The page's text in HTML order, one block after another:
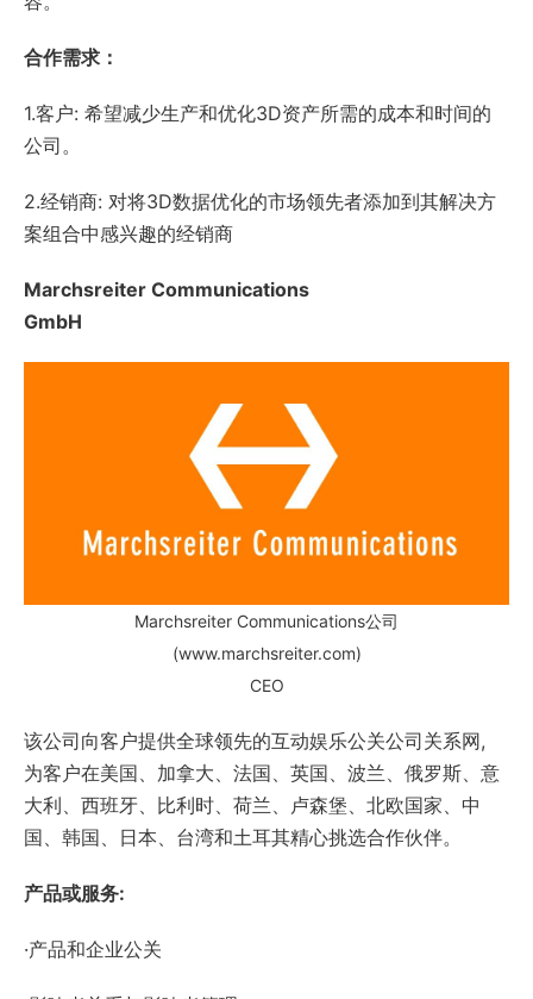
合作需求：
1.客户: 希望减少生产和优化3D资产所需的成本和时间的
公司。
2.经销商: 对将3D数据优化的市场领先者添加到其解决方
案组合中感兴趣的经销商
Marchsreiter Communications
GmbH
Marchsreiter Communications公司
(www.marchsreiter.com)
CEO
该公司向客户提供全球领先的互动娱乐公关公司关系网,
为客户在美国、加拿大、法国、英国、波兰、俄罗斯、意
大利、西班牙、比利时、荷兰、卢森堡、北欧国家、中
国、韩国、日本、台湾和土耳其精心挑选合作伙伴。
产品或服务:
·产品和企业公关